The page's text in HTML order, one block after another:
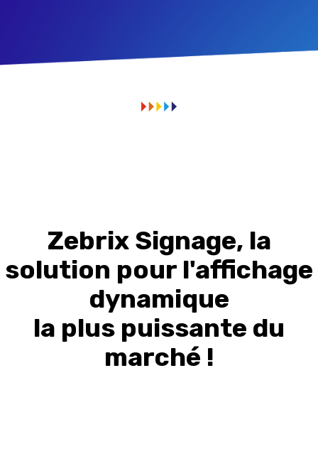
Zebrix Signage, la
solution pour l'affichage
dynamique
la plus puissante du
marché !